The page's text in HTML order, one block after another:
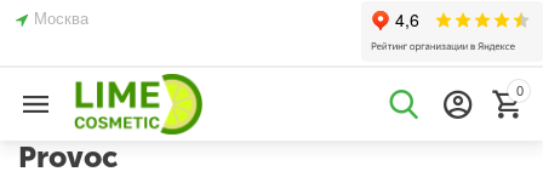
Москва
0
Provoc